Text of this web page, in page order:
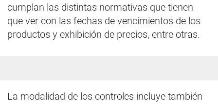
cumplan las distintas normativas que tienen
que ver con las fechas de vencimientos de los
productos y exhibición de precios, entre otras.
La modalidad de los controles incluye también